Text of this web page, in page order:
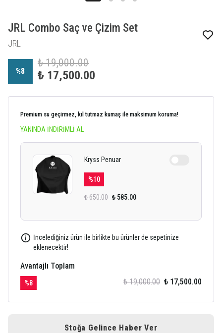
JRL
JRL Combo Saç ve Çizim Set
%8
₺ 19,000.00
₺ 17,500.00
Premium su geçirmez, kıl tutmaz kumaş ile maksimum koruma!
YANINDA İNDİRİMLİ AL
Kryss Penuar
%10
₺ 650.00 ₺ 585.00
İncelediğiniz ürün ile birlikte bu ürünler de sepetinize
eklenecektir!
Avantajlı Toplam
%8 ₺ 19,000.00 ₺ 17,500.00
Stoğa Gelince Haber Ver